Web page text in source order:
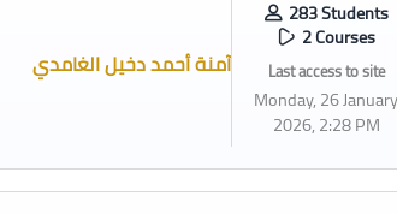
آمنة أحمد دخيل الغامدي
283 Students
2 Courses
Last access to site
Monday, 26 January
2026, 2:28 PM